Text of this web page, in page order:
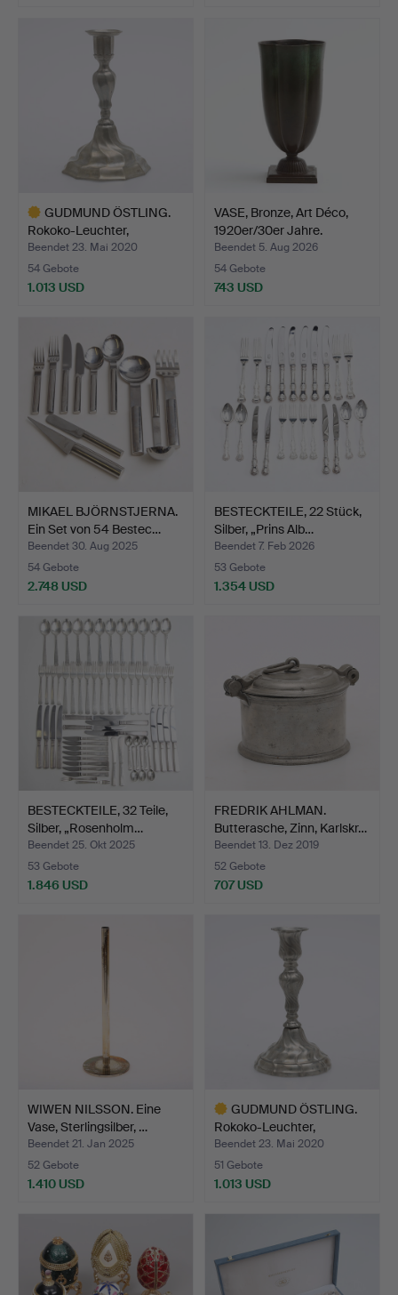
GUDMUND ÖSTLING.
Rokoko-Leuchter,
Vimmerby…
Beendet 23. Mai 2020
54 Gebote
1.013 USD
VASE, Bronze, Art Déco,
1920er/30er Jahre.
Beendet 5. Aug 2026
54 Gebote
743 USD
MIKAEL BJÖRNSTJERNA.
Ein Set von 54 Bestec…
Beendet 30. Aug 2025
54 Gebote
2.748 USD
BESTECKTEILE, 22 Stück,
Silber, „Prins Alb…
Beendet 7. Feb 2026
53 Gebote
1.354 USD
BESTECKTEILE, 32 Teile,
Silber, „Rosenholm…
Beendet 25. Okt 2025
53 Gebote
1.846 USD
FREDRIK AHLMAN.
Butterasche, Zinn, Karlskr…
Beendet 13. Dez 2019
52 Gebote
707 USD
WIWEN NILSSON. Eine
Vase, Sterlingsilber, …
Beendet 21. Jan 2025
52 Gebote
1.410 USD
GUDMUND ÖSTLING.
Rokoko-Leuchter,
Vimmerby…
Beendet 23. Mai 2020
51 Gebote
1.013 USD